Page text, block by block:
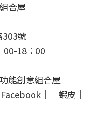
合屋
303號
00-18：00
能創意組合屋
Facebook ｜｜ 蝦皮 ｜